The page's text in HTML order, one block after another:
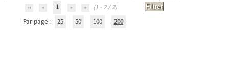
1
(1 - 2 / 2)
Par page :
25 50 100 200